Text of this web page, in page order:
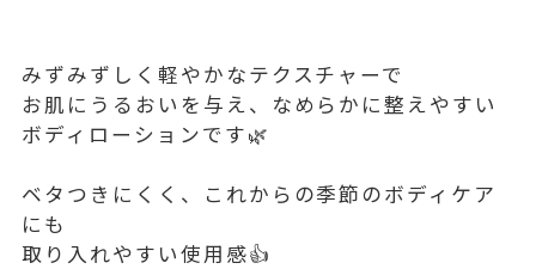
みずみずしく軽やかなテクスチャーで
お肌にうるおいを与え、なめらかに整えやすい
ボディローションです🌿
ベタつきにくく、これからの季節のボディケア
にも
取り入れやすい使用感👍